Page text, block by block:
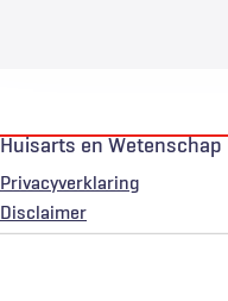
Huisarts en Wetenschap
Privacyverklaring
Voet
Disclaimer